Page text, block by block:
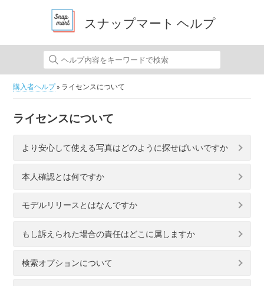
スナップマート ヘルプ
購入者ヘルプ» ライセンスについて
ライセンスについて
より安心して使える写真はどのように探せばいいですか
本人確認とは何ですか
モデルリリースとはなんですか
もし訴えられた場合の責任はどこに属しますか
検索オプションについて